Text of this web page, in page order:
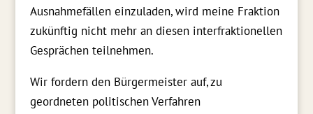
Ausnahmefällen einzuladen, wird meine Fraktion
zukünftig nicht mehr an diesen interfraktionellen
Gesprächen teilnehmen.
Wir fordern den Bürgermeister auf, zu
geordneten politischen Verfahren